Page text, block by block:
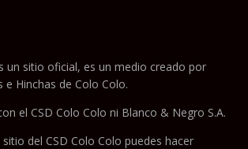
un sitio oficial, es un medio creado por
e Hinchas de Colo Colo.
el CSD Colo Colo ni Blanco & Negro S.A.
del CSD Colo Colo puedes hacer